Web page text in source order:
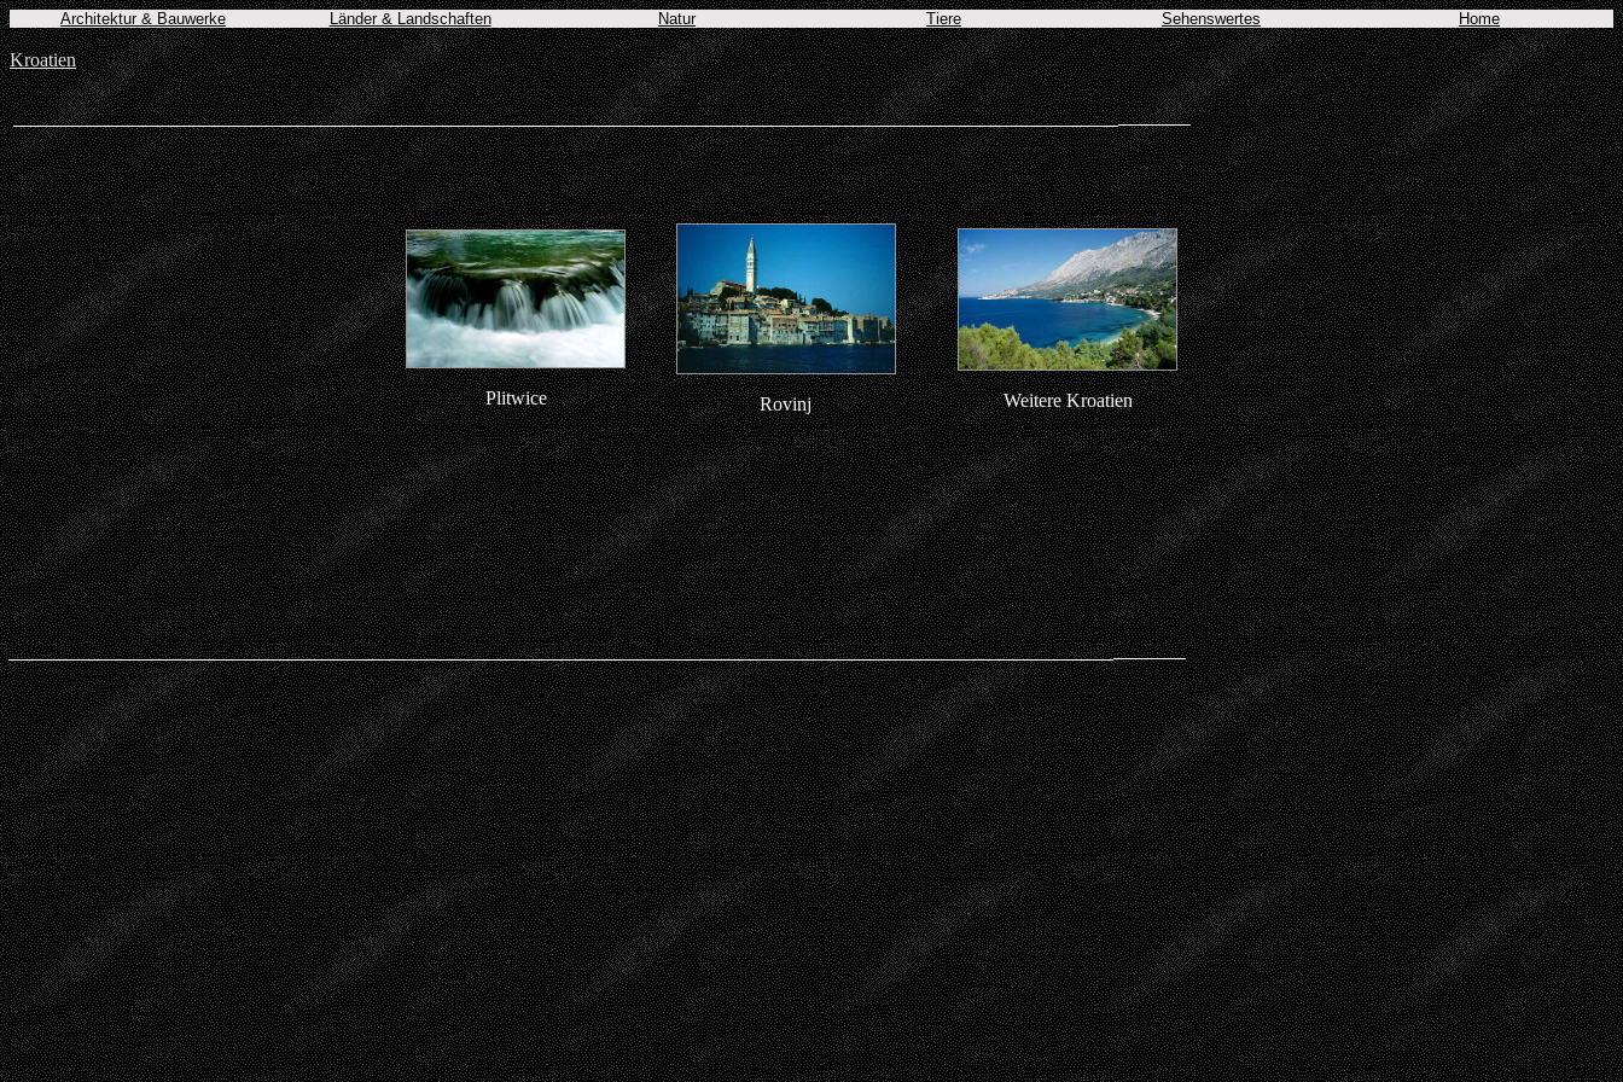
Architektur & Bauwerke Länder & Landschaften Natur Tiere Sehenswertes Home
Kroatien
Plitwice Rovinj Weitere Kroatien